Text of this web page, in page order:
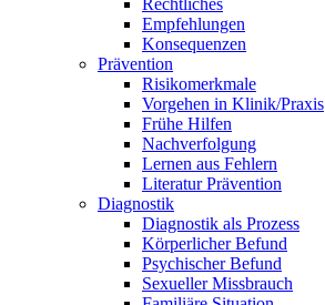
Rechtliches
Empfehlungen
Konsequenzen
Prävention
Risikomerkmale
Vorgehen in Klinik/Praxis
Frühe Hilfen
Nachverfolgung
Lernen aus Fehlern
Literatur Prävention
Diagnostik
Diagnostik als Prozess
Körperlicher Befund
Psychischer Befund
Sexueller Missbrauch